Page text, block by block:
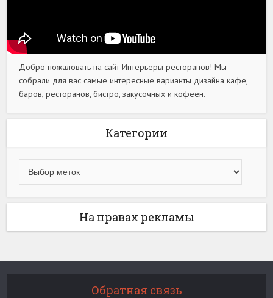
Добро пожаловать на сайт Интерьеры ресторанов! Мы
собрали для вас самые интересные варианты дизайна кафе,
баров, ресторанов, бистро, закусочных и кофеен.
Категории
На правах рекламы
Обратная связь